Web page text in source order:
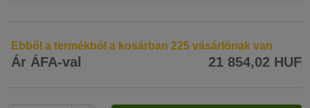
Ebből a termékból a kosárban 225 vásárlónak van
Ár ÁFA-val 21 854,02 HUF